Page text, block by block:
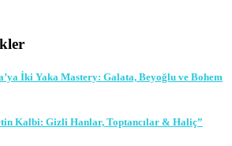
İki Yaka Mastery: Galata, Beyoğlu ve Bohem
Kalbi: Gizli Hanlar, Toptancılar & Haliç”